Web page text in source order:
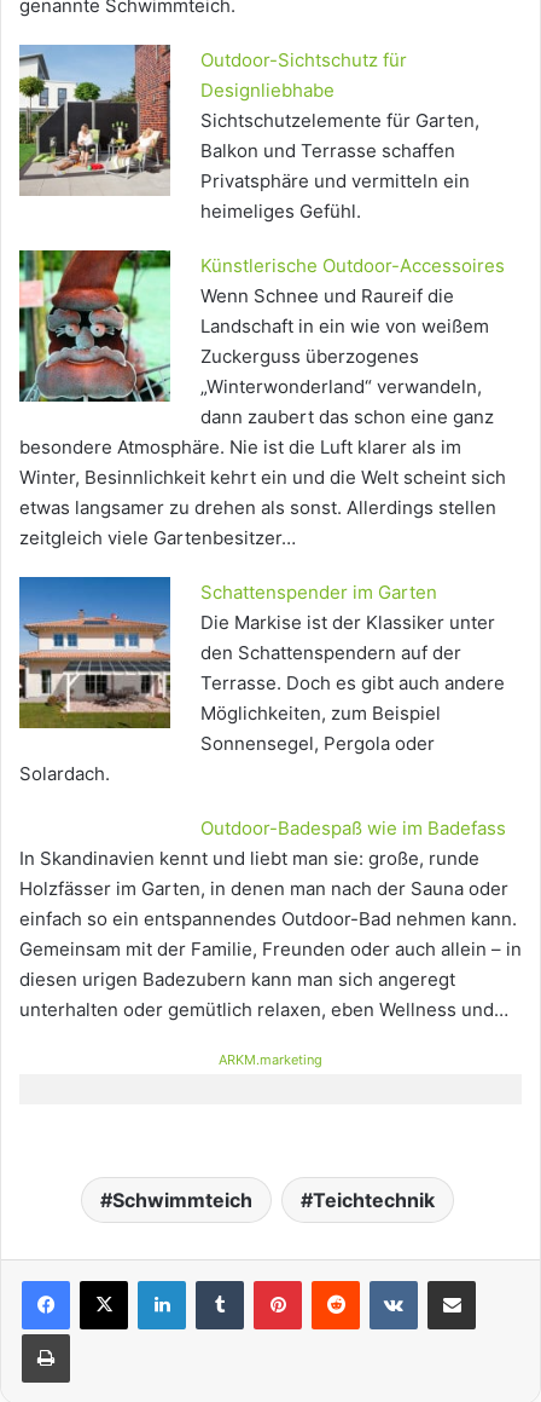
genannte Schwimmteich.
Outdoor-Sichtschutz für
Designliebhabe
Sichtschutzelemente für Garten,
Balkon und Terrasse schaffen
Privatsphäre und vermitteln ein
heimeliges Gefühl.
Künstlerische Outdoor-Accessoires
Wenn Schnee und Raureif die
Landschaft in ein wie von weißem
Zuckerguss überzogenes
„Winterwonderland“ verwandeln,
dann zaubert das schon eine ganz
besondere Atmosphäre. Nie ist die Luft klarer als im
Winter, Besinnlichkeit kehrt ein und die Welt scheint sich
etwas langsamer zu drehen als sonst. Allerdings stellen
zeitgleich viele Gartenbesitzer…
Schattenspender im Garten
Die Markise ist der Klassiker unter
den Schattenspendern auf der
Terrasse. Doch es gibt auch andere
Möglichkeiten, zum Beispiel
Sonnensegel, Pergola oder
Solardach.
Outdoor-Badespaß wie im Badefass
In Skandinavien kennt und liebt man sie: große, runde
Holzfässer im Garten, in denen man nach der Sauna oder
einfach so ein entspannendes Outdoor-Bad nehmen kann.
Gemeinsam mit der Familie, Freunden oder auch allein – in
diesen urigen Badezubern kann man sich angeregt
unterhalten oder gemütlich relaxen, eben Wellness und…
ARKM.marketing
Schwimmteich Teichtechnik